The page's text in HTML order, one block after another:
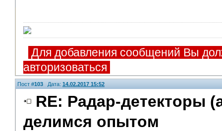
Для добавления сообщений Вы
авторизоваться
Пост #103 Дата: 14.02.2017 15:52
RE: Радар-детекторы
делимся опытом